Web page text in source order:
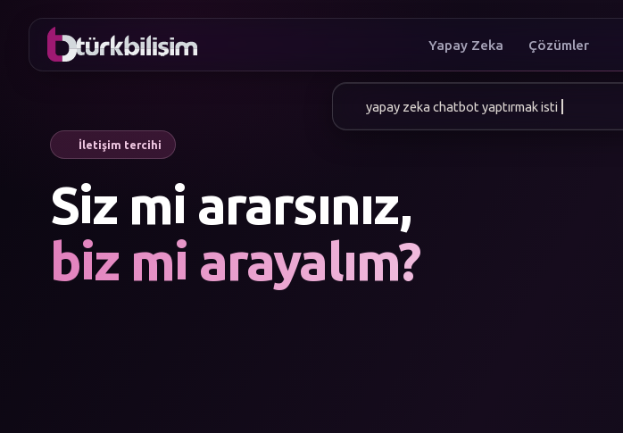
Yapay Zeka Çözümler
yapay zeka chatbot yaptırmak istiyorum
İletişim tercihi
Siz mi ararsınız,
biz mi arayalım?